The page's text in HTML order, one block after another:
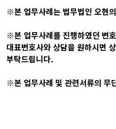
※본 업무사례는 법무법인 오현
※본 업무사례를 진행하였던 변
대표변호사와 상담을 원하시면
부탁드립니다.
※본 업무사례 및 관련서류의 무